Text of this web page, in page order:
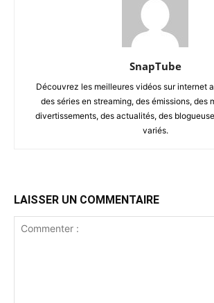
SnapTube
Découvrez les meilleures vidéos sur internet
des séries en streaming, des émissions, des
divertissements, des actualités, des
variés.
LAISSER UN COMMENTAIRE